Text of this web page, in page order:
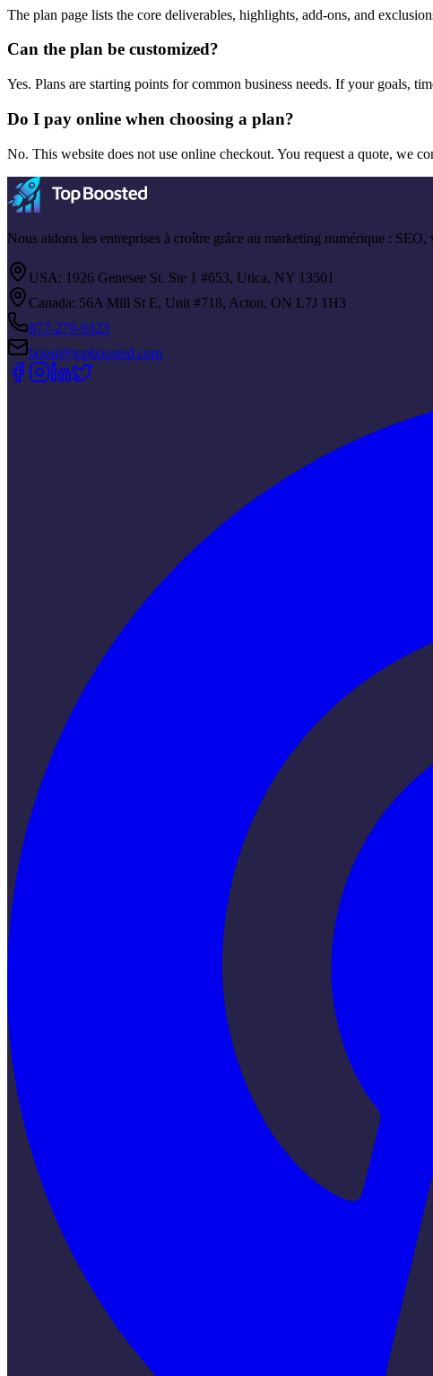
The plan page lists the core deliverables, highlights, add-ons, and
Can the plan be customized?
Yes. Plans are starting points for common business needs. If your goals,
Do I pay online when choosing a plan?
No. This website does not use online checkout. You request a quote, we
Nous aidons les entreprises à croître grâce au marketing numérique :
USA: 1926 Genesee St. Ste 1 #653, Utica, NY 13501
Canada: 56A Mill St E, Unit #718, Acton, ON L7J 1H3
877-279-9323
boost@topboosted.com